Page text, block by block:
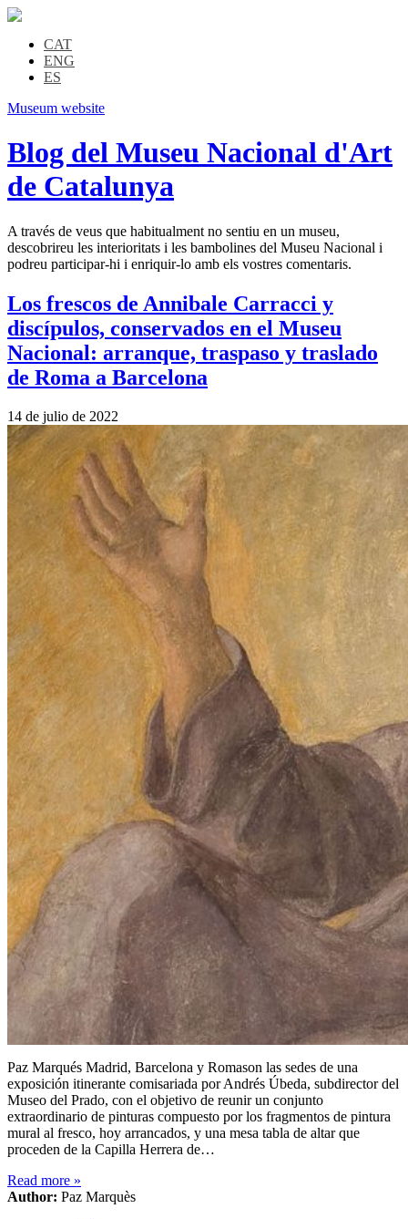
CAT
ENG
ES
Museum website
Blog del Museu Nacional d'Art
de Catalunya
A través de veus que habitualment no sentiu en un museu,
descobrireu les interioritats i les bambolines del Museu Nacional i
podreu participar-hi i enriquir-lo amb els vostres comentaris.
Los frescos de Annibale Carracci y
discípulos, conservados en el Museu
Nacional: arranque, traspaso y traslado
de Roma a Barcelona
14 de julio de 2022
Paz Marqués Madrid, Barcelona y Romason las sedes de una
exposición itinerante comisariada por Andrés Úbeda, subdirector del
Museo del Prado, con el objetivo de reunir un conjunto
extraordinario de pinturas compuesto por los fragmentos de pintura
mural al fresco, hoy arrancados, y una mesa tabla de altar que
proceden de la Capilla Herrera de…
Read more »
Author: Paz Marquès